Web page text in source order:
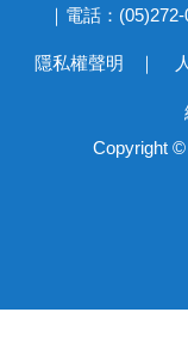
｜電話：
隱私權聲明 ｜
Copyright